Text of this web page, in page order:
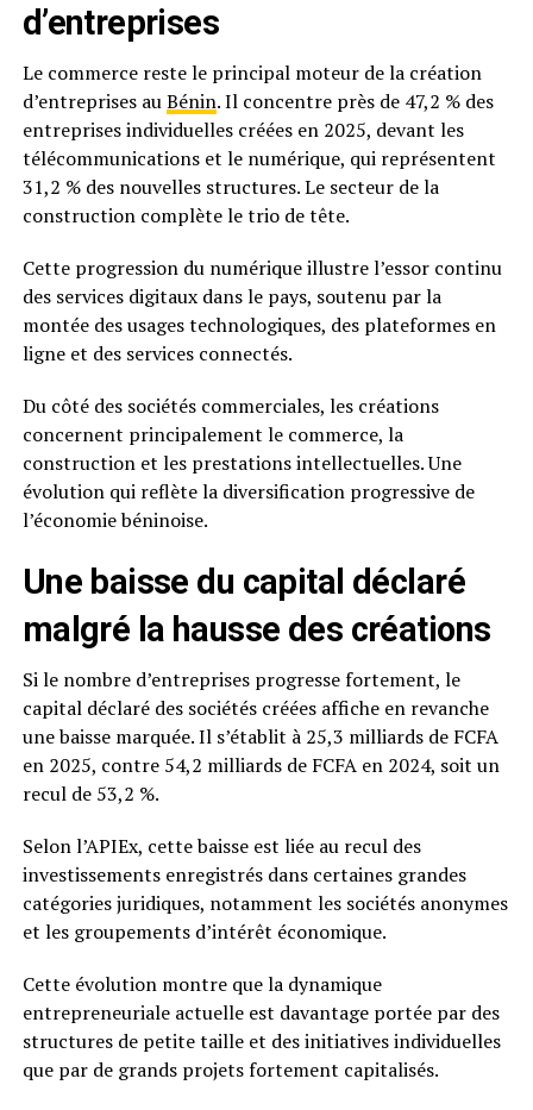
d’entreprises
Le commerce reste le principal moteur de la création
d’entreprises auBénin. Il concentre près de 47,2 % des
entreprises individuelles créées en 2025, devant les
télécommunications et le numérique, qui représentent
31,2 % des nouvelles structures. Le secteur de la
construction complète le trio de tête.
Cette progression du numérique illustre l’essor continu
des services digitaux dans le pays, soutenu par la
montée des usages technologiques, des plateformes en
ligne et des services connectés.
Du côté des sociétés commerciales, les créations
concernent principalement le commerce, la
construction et les prestations intellectuelles. Une
évolution qui reflète la diversification progressive de
l’économie béninoise.
Une baisse du capital déclaré
malgré la hausse des créations
Si le nombre d’entreprises progresse fortement, le
capital déclaré des sociétés créées affiche en revanche
une baisse marquée. Il s’établit à 25,3 milliards de FCFA
en 2025, contre 54,2 milliards de FCFA en 2024, soit un
recul de 53,2 %.
Selon l’APIEx, cette baisse est liée au recul des
investissements enregistrés dans certaines grandes
catégories juridiques, notamment les sociétés anonymes
et les groupements d’intérêt économique.
Cette évolution montre que la dynamique
entrepreneuriale actuelle est davantage portée par des
structures de petite taille et des initiatives individuelles
que par de grands projets fortement capitalisés.